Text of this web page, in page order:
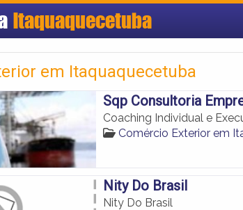
Itaquaquecetuba
em Itaquaquecetuba
Sqp Consultoria
Coaching Individual e
Comércio Exterior em
Nity Do Brasil
Nity Do Brasil